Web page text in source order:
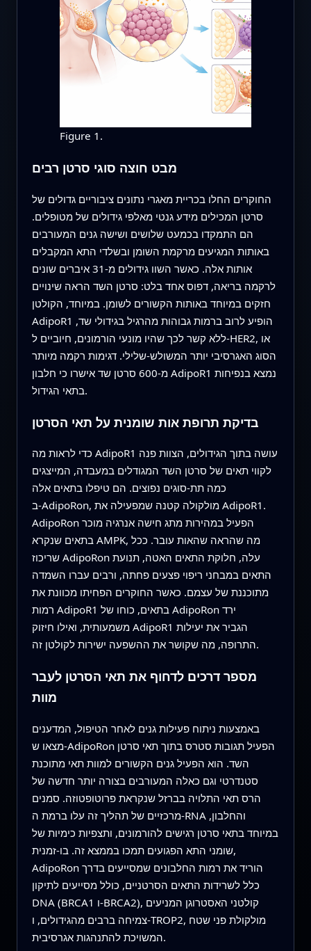
Figure 1.
מבט חוצה סוגי סרטן רבים
החוקרים החלו בכריית מאגרי נתונים ציבוריים גדולים של
סרטן המכילים מידע גנטי מאלפי גידולים של מטופלים.
הם התמקדו בכמעט שלושים ושישה גנים המעורבים
באותות המגיעים מרקמת השומן ובשלדי התא המקבלים
אותות אלה. כאשר השוו גידולים מ‑31 איברים שונים
לרקמה בריאה, דפוס אחד בלט: סרטן השד הראה שינויים
חזקים במיוחד באותות הקשורים לשומן. במיוחד, הקולטן
AdipoR1 הופיע לרוב ברמות גבוהות מהרגיל בגידולי שד,
ללא קשר לכך שהיו מונעי הורמונים, חיוביים ל‑HER2, או
הסוג האגרסיבי יותר המשולש‑שלילי. דגימות רקמה מיותר
מ‑600 סרטן שד אישרו כי חלבון AdipoR1 נמצא בנפיחות
בתאי הגידול.
בדיקת תרופת אות שומנית על תאי הסרטן
כדי לראות מה AdipoR1 עושה בתוך הגידולים, הצוות פנה
לקווי תאים של סרטן השד המגודלים במעבדה, המייצגים
כמה תת‑סוגים נפוצים. הם טיפלו בתאים אלה
ב‑AdipoRon, מולקולה קטנה שמפעילה את AdipoR1.
AdipoRon הפעיל במהירות מתג חישה אנרגיה מוכר
בתאים שנקרא AMPK, מה שהראה שהאות עובר. ככל
שריכוז AdipoRon עלה, חלוקת התאים האטה, תנועת
התאים במבחני ריפוי פצעים פחתה, ורבים עברו השמדה
מתוכננת של עצמם. כאשר החוקרים הפחיתו מכוונת את
רמות AdipoR1 בתאים, כוחו של AdipoRon ירד
משמעותית, ואילו חיזוק AdipoR1 הגביר את יעילות
התרופה, מה שקושר את ההשפעה ישירות לקולטן זה.
מספר דרכים לדחוף את תאי הסרטן לעבר
מוות
באמצעות ניתוח פעילות גנים לאחר הטיפול, המדענים
מצאו ש‑AdipoRon הפעיל תגובות סטרס בתוך תאי סרטן
השד. הוא הפעיל גנים הקשורים למוות תאי מתוכנת
סטנדרטי וגם כאלה המעורבים בצורה יותר חדשה של
הרס תאי התלויה בברזל שנקראת פרוטופטוזה. סמנים
מרכזיים של תהליך זה עלו ברמת ה‑RNA והחלבון,
במיוחד בתאי סרטן רגישים להורמונים, ותצפיות כימיות של
שומני התא הפגועים תמכו בממצא זה. בו‑זמנית,
AdipoRon הוריד את רמות החלבונים שמסייעים בדרך
כלל לשרידות התאים הסרטניים, כולל מסייעים לתיקון
DNA (BRCA1 ו‑BRCA2), קולטני האסטרוגן המניעים
צמיחה ברבים מהגידולים, ו‑TROP2, מולקולת פני שטח
המשויכת להתנהגות אגרסיבית.